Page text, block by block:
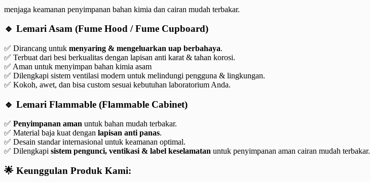
menjaga keamanan penyimpanan bahan kimia dan cairan mudah terbakar.
🔹 Lemari Asam (Fume Hood / Fume Cupboard)
✅ Dirancang untuk menyaring & mengeluarkan uap berbahaya.
✅ Terbuat dari besi berkualitas dengan lapisan anti karat & tahan korosi.
✅ Aman untuk menyimpan bahan kimia asam
✅ Dilengkapi sistem ventilasi modern untuk melindungi pengguna & lingkungan.
✅ Kokoh, awet, dan bisa custom sesuai kebutuhan laboratorium Anda.
🔹 Lemari Flammable (Flammable Cabinet)
✅ Penyimpanan aman untuk bahan mudah terbakar.
✅ Material baja kuat dengan lapisan anti panas.
✅ Desain standar internasional untuk keamanan optimal.
✅ Dilengkapi sistem pengunci, ventikasi & label keselamatan untuk penyimpanan aman cairan mudah terbakar.
🌟 Keunggulan Produk Kami: